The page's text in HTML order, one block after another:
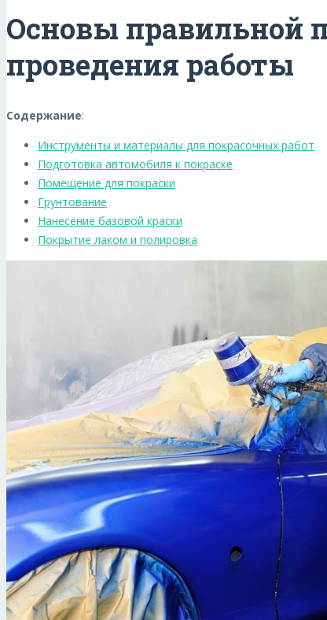
Основы правильной
проведения работы
Содержание:
Инструменты и материалы для покрасочных работ
Подготовка автомобиля к покраске
Помещение для покраски
Грунтование
Нанесение базовой краски
Покрытие лаком и полировка